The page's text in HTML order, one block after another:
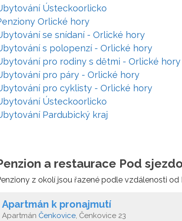
Ústeckoorlicko
Orlické hory
se snídaní - Orlické hory
s polopenzí - Orlické hory
pro rodiny s dětmi - Orlické hory
pro páry - Orlické hory
pro cyklisty - Orlické hory
Ústeckoorlicko
Pardubický kraj
a restaurace Pod
z okolí jsou řazené podle vzdálenosti od
Apartmán k pronajmutí
Apartmán Čenkovice, Čenkovice 23